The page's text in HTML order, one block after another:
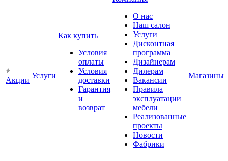
Акции
Услуги
Как купить
Условия
оплаты
Условия
доставки
Гарантия
и
возврат
О нас
Наш салон
Услуги
Дисконтная
программа
Дизайнерам
Дилерам
Вакансии
Правила
эксплуатации
мебели
Реализованные
проекты
Новости
Фабрики
Магазины